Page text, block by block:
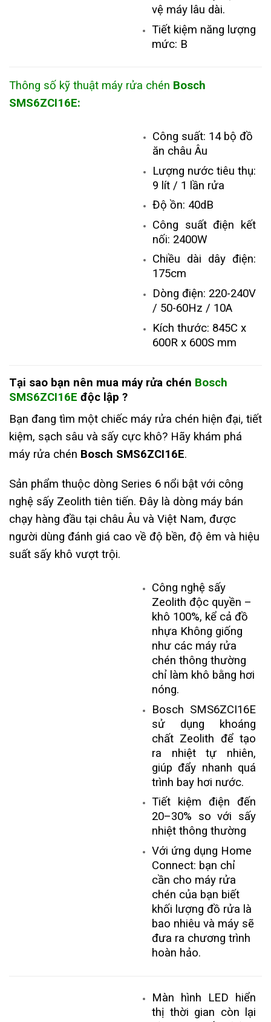
vệ máy lâu dài.
Tiết kiệm năng lượng
mức: B
Thông số kỹ thuật máy rửa chén Bosch
SMS6ZCI16E:
Công suất: 14 bộ đồ
ăn châu Âu
Lượng nước tiêu thụ:
9 lít / 1 lần rửa
Độ ồn: 40dB
Công suất điện kết
nối: 2400W
Chiều dài dây điện:
175cm
Dòng điện: 220-240V
/ 50-60Hz / 10A
Kích thước: 845C x
600R x 600S mm
Tại sao bạn nên mua máy rửa chén Bosch
SMS6ZCI16E độc lập ?
Bạn đang tìm một chiếc máy rửa chén hiện đại, tiết
kiệm, sạch sâu và sấy cực khô? Hãy khám phá
máy rửa chén Bosch SMS6ZCI16E.
Sản phẩm thuộc dòng Series 6 nổi bật với công
nghệ sấy Zeolith tiên tiến. Đây là dòng máy bán
chạy hàng đầu tại châu Âu và Việt Nam, được
người dùng đánh giá cao về độ bền, độ êm và hiệu
suất sấy khô vượt trội.
Công nghệ sấy
Zeolith độc quyền –
khô 100%, kể cả đồ
nhựa Không giống
như các máy rửa
chén thông thường
chỉ làm khô bằng hơi
nóng.
Bosch SMS6ZCI16E
sử dụng khoáng
chất Zeolith để tạo
ra nhiệt tự nhiên,
giúp đẩy nhanh quá
trình bay hơi nước.
Tiết kiệm điện đến
20–30% so với sấy
nhiệt thông thường
Với ứng dụng Home
Connect: bạn chỉ
cần cho máy rửa
chén của bạn biết
khối lượng đồ rửa là
bao nhiêu và máy sẽ
đưa ra chương trình
hoàn hảo.
Màn hình LED hiển
thị thời gian còn lại